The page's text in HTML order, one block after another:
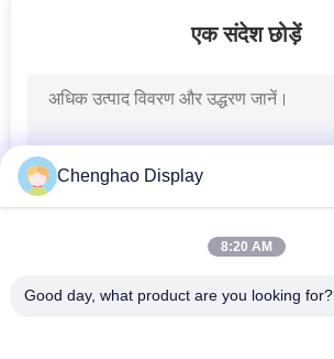
गोल एलसीडी
एक संदेश छोड़ें
Chenghao Display
8:20 AM
Good day, what product are you looking for?